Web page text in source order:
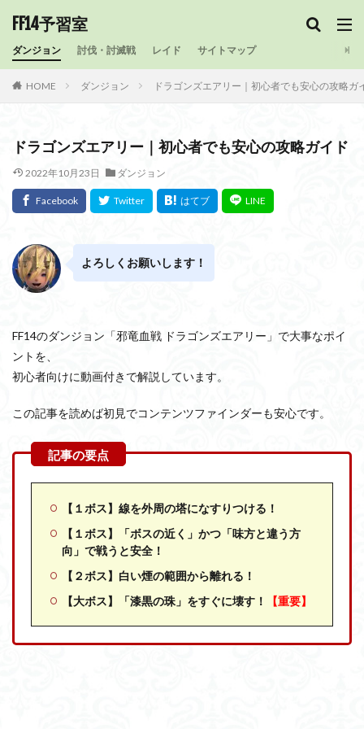
FF14予習室
ダンジョン 討伐・討滅戦 レイド サイトマップ
HOME ダンジョン ドラゴンズエアリー｜初心者でも安心の攻略ガ
ドラゴンズエアリー｜初心者でも安心の攻略ガイド
2022年10月23日 ダンジョン
よろしくお願いします！
FF14のダンジョン「邪竜血戦 ドラゴンズエアリー」で大事なポイ
ントを、
初心者向けに動画付きで解説しています。
この記事を読めば初見でコンテンツファインダーも安心です。
【１ボス】線を外周の塔になすりつける！
【１ボス】「ボスの近く」かつ「味方と違う方
向」で戦うと安全！
【２ボス】白い煙の範囲から離れる！
【大ボス】「漆黒の珠」をすぐに壊す！
【重要】